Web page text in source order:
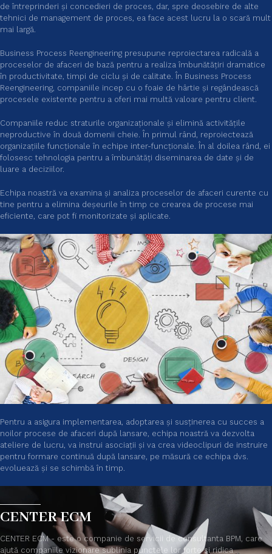
de întreprinderi și concedieri de proces, dar, spre deosebire de alte
tehnici de management de proces, ea face acest lucru la o scară mult
mai largă.
Business Process Reengineering presupune reproiectarea radicală a
proceselor de afaceri de bază pentru a realiza îmbunătățiri dramatice
în productivitate, timpi de ciclu și de calitate. În Business Process
Reengineering, companiile incep cu o foaie de hârtie și regândească
procesele existente pentru a oferi mai multă valoare pentru client.
Companiile reduc straturile organizaționale și elimină activitățile
neproductive în două domenii cheie. În primul rând, reproiectează
organizațiile funcționale în echipe inter-funcționale. În al doilea rând, ei
folosesc tehnologia pentru a îmbunătăți diseminarea de date și de
luare a deciziilor.
Echipa noastră va examina și analiza proceselor de afaceri curente cu
tine pentru a elimina deșeurile în timp ce crearea de procese mai
eficiente, care pot fi monitorizate și aplicate.
Pentru a asigura implementarea, adoptarea și susținerea cu succes a
noilor procese de afaceri după lansare, echipa noastră va dezvolta
ateliere de lucru, va instrui asociații și va crea videoclipuri de instruire
pentru formare continuă după lansare, pe măsură ce echipa dvs.
evoluează și se schimbă în timp.
CENTER ECM
CENTER ECM - este o companie de servicii de consultanta BPM, care
ajută companiile vizionare sublinia punctele lor forte si ridica